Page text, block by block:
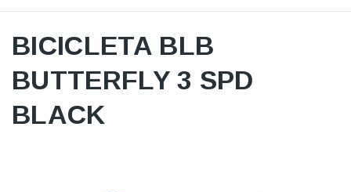
BICICLETA BLB
BUTTERFLY 3 SPD
BLACK